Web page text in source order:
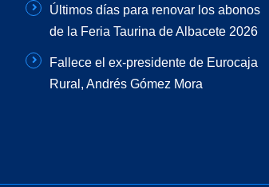
Últimos días para renovar los abonos
de la Feria Taurina de Albacete 2026
Fallece el ex-presidente de Eurocaja
Rural, Andrés Gómez Mora